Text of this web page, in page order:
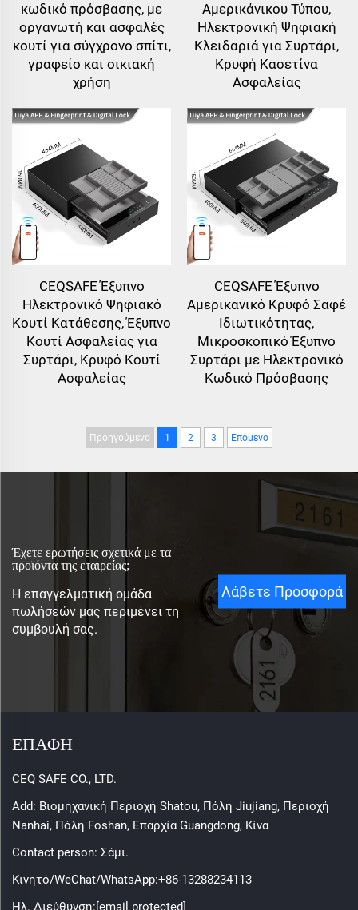
κωδικό πρόσβασης, με
οργανωτή και ασφαλές
κουτί για σύγχρονο σπίτι,
γραφείο και οικιακή
χρήση
Αμερικάνικου Τύπου,
Ηλεκτρονική Ψηφιακή
Κλειδαριά για Συρτάρι,
Κρυφή Κασετίνα
Ασφαλείας
CEQSAFE Έξυπνο
Ηλεκτρονικό Ψηφιακό
Κουτί Κατάθεσης, Έξυπνο
Κουτί Ασφαλείας για
Συρτάρι, Κρυφό Κουτί
Ασφαλείας
CEQSAFE Έξυπνο
Αμερικανικό Κρυφό Σαφέ
Ιδιωτικότητας,
Μικροσκοπικό Έξυπνο
Συρτάρι με Ηλεκτρονικό
Κωδικό Πρόσβασης
Προηγούμενο 1 2 3 Επόμενο
Έχετε ερωτήσεις σχετικά με τα
προϊόντα της εταιρείας;
Η επαγγελματική ομάδα
πωλήσεών μας περιμένει τη
συμβουλή σας.
Λάβετε Προσφορά
ΕΠΑΦΗ
CEQ SAFE CO., LTD.
Add: Βιομηχανική Περιοχή Shatou, Πόλη Jiujiang, Περιοχή
Nanhai, Πόλη Foshan, Επαρχία Guangdong, Κίνα
Contact person: Σάμι.
Κινητό/WeChat/WhatsApp:+86-13288234113
Ηλ. Διεύθυνση:[email protected]